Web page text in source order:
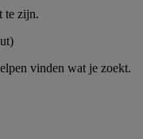
te zijn.
vinden wat je zoekt.